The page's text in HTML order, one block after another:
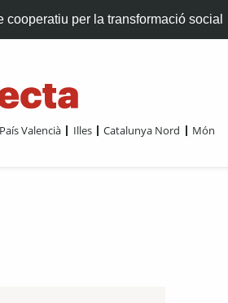
cooperatiu per la transformació social
País Valencià Illes Catalunya Nord Món